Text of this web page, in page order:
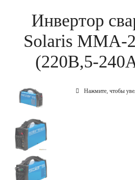
Инвертор
Solaris MMA-
(220В,5-
Нажмите, чтобы